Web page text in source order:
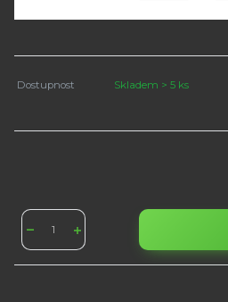
Dostupnost Skladem > 5 ks